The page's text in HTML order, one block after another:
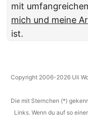
mit
mich und meine
ist.
Copyright 2006-2026 Uli
Die mit Sternchen (*)
Links. Wenn du auf so